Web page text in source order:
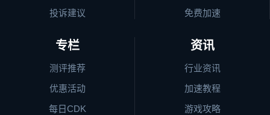
投诉建议
免费加速
专栏
测评推荐
优惠活动
每日CDK
资讯
行业资讯
加速教程
游戏攻略